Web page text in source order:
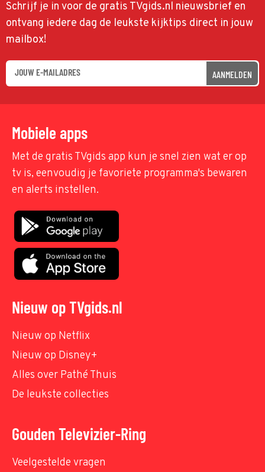
Schrijf je in voor de gratis TVgids.nl nieuwsbrief en
ontvang iedere dag de leukste kijktips direct in jouw
mailbox!
AANMELDEN
Mobiele apps
Met de gratis TVgids app kun je snel zien wat er op
tv is, eenvoudig je favoriete programma's bewaren
en alerts instellen.
Nieuw op TVgids.nl
Nieuw op Netflix
Nieuw op Disney+
Alles over Pathé Thuis
De leukste collecties
Gouden Televizier-Ring
Veelgestelde vragen